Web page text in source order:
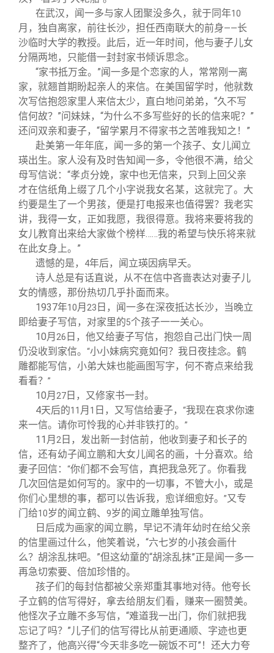
在武汉，闻一多与家人团聚没多久，就于同年10
月，独自离家，前往长沙，担任西南联大的前身——长
沙临时大学的教授。此后，近一年时间，他与妻子儿女
分隔两地，只能借一封封家书倾诉思念。
“家书抵万金。”闻一多是个恋家的人，常常刚一离
家，就翘首期盼起亲人的来信。在美国留学时，他就数
次写信抱怨家里人来信太少，直白地问弟弟，“久不写
信何故？”问妹妹，“为什么不多写些好的长的信来呢？”
还问双亲和妻子，“留学累月不得家书之苦唯我知之！”
赴美第一年年底，闻一多的第一个孩子、女儿闻立
瑛出生。家人没有及时告知闻一多，令他很不满，给父
母写信说：“孝贞分娩，家中也无信来，只到上回父亲
才在信纸角上缀了几个小字说我女名某，这就完了。大
约要是生了一个男孩，便是打电报来也值得罢？我老实
讲，我得一女，正如我愿，我很得意。我将来要将我的
女儿教育出来给大家做个榜样……我的希望与快乐将来就
在此女身上。”
遗憾的是，
4年后，闻立瑛因病早夭。
诗人总是有话直说，从不在信中吝啬表达对妻子儿
女的情感，那份热切几乎扑面而来。
1937年10月 23 日，闻一多在深夜抵达长沙，当晚立
即给妻子写信，对家里的5个孩子一一关心。
10月 26 日，他又给妻子写信，抱怨自己出门快一周
仍没收到家信。 “小小妹病究竟如何？我日夜挂念。鹤
雕都能写信，小弟大妹也能画图写字，何不寄点来给我
看看？ ”
10月 27 日，又修家书一封。
4天后的11 月 1 日，又写信给妻子， “我现在哀求你速
来一信。请你可怜我的心并非铁打的。 ”
11 月 2 日，发出新一封信前，他收到妻子和长子的
信，还有幼子闻立鹏和大女儿闻名的画，十分喜欢。给
妻子回信： “你们都不会写信，真把我急死了。你看我
几次回信是如何写的。家中的一切事，不管大小，或是
你们心里想的事，都可以告诉我，愈详细愈好。 ”又专
门给10岁的闻立鹤、 9岁的闻立雕单独写信。
日后成为画家的闻立鹏，早记不清年幼时在给父亲
的信里画过什么，他笑着说，“六七岁的小孩会画什
么？胡涂乱抹吧。”但这幼童的“胡涂乱抹”正是闻一多一
再急切索要、倍加珍惜的。
孩子们的每封信都被父亲郑重其事地对待。他夸长
子立鹤的信写得好，拿去给朋友们看，赚来一圈赞美。
他怪次子立雕不多写信，“难道我一出门，你们就把我
忘记了吗？”儿子们的信写得比从前更通顺、字迹也更
整齐了，他高兴得“今天非多吃一碗饭不可”！还大力夸